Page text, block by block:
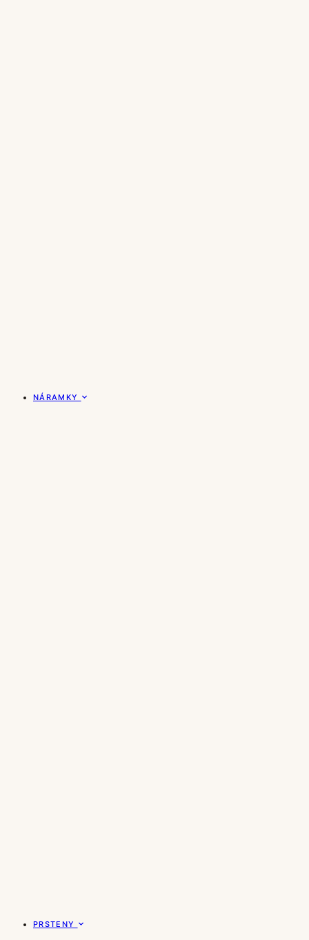
NÁRAMKY
PRSTENY